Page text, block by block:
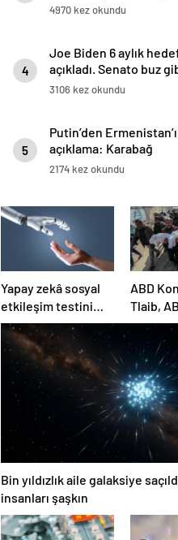
4970 kez okundu
4
Joe Biden 6 aylık
açıkladı. Senato buz
3106 kez okundu
5
Putin’den
açıklama: Karabağ
Azerbaycan’ın ayrılmaz
2174 kez okundu
Yapay zekâ sosyal
etkileşim testini
geçemedi
ABD
Tlaib,
ortağı”
itham
Bin yıldızlık aile galaksiye
insanları şaşkın